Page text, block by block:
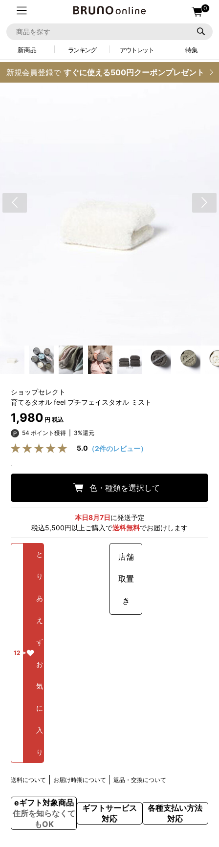
0
新商品 ランキング アウトレット 特集
新規会員登録で すぐに使える500円クーポンプレゼント
ショップセレクト
育てるタオル feel プチフェイスタオル ミスト
1,980 円 税込
54 ポイント獲得
3%還元
5.0 （2件のレビュー）
色・種類を選択して
本日8月7日に発送予定
税込5,500円以上ご購入で送料無料でお届けします
12
と
り
あ
え
ず
お
気
に
入
り
店舗
取置
き
送料について お届け時期について 返品・交換について
eギフト対象商品
住所を知らなくて
もOK
ギフトサービス
対応
各種支払い方法
対応